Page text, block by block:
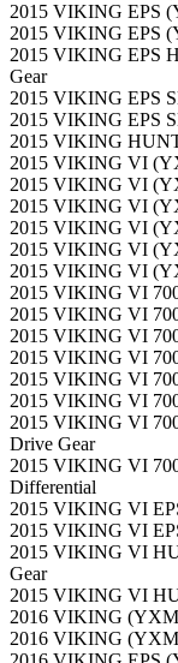
2015 VIKING EPS
2015 VIKING EPS
2015 VIKING EPS
Gear
2015 VIKING EPS
2015 VIKING EPS
2015 VIKING
2015 VIKING VI
2015 VIKING VI
2015 VIKING VI
2015 VIKING VI
2015 VIKING VI
2015 VIKING VI
2015 VIKING VI
2015 VIKING VI
2015 VIKING VI
2015 VIKING VI
2015 VIKING VI
2015 VIKING VI
2015 VIKING VI
Drive Gear
2015 VIKING VI
Differential
2015 VIKING VI
2015 VIKING VI
2015 VIKING VI
Gear
2015 VIKING VI
2016 VIKING
2016 VIKING